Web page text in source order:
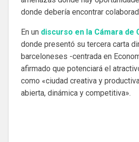
donde debería encontrar
En un discurso en la Cámara de
donde presentó su tercera carta
barceloneses -centrada en
afirmado que potenciará el
como «ciudad creativa y
abierta, dinámica y competitiva».